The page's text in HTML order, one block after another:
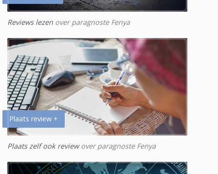
Reviews lezen over paragnoste Fenya
Plaats review +
Plaats zelf ook reviewover paragnoste Fenya